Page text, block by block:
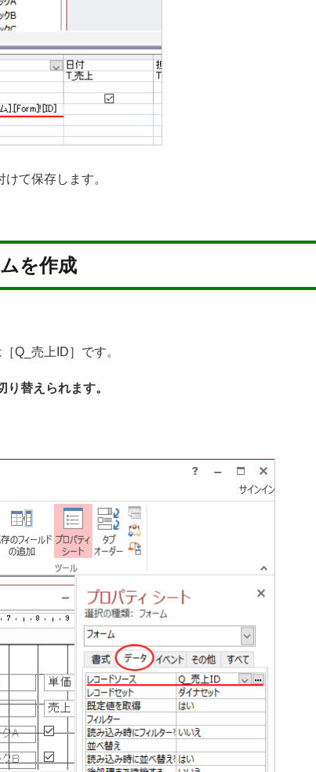
て保存します。
を作成
Q_売上ID］です。
替えられます。